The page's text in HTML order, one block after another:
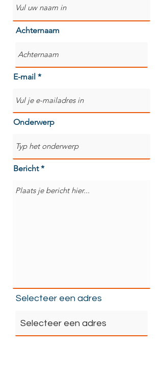
Achternaam
E-mail
Onderwerp
Bericht
Selecteer een adres